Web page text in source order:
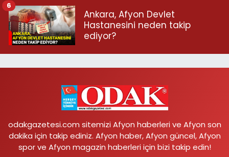
Ankara, Afyon Devlet
Hastanesini neden takip
ediyor?
6
odakgazetesi.com sitemizi Afyon haberleri ve Afyon son
dakika için takip ediniz. Afyon haber, Afyon güncel, Afyon
spor ve Afyon magazin haberleri için bizi takip edin!